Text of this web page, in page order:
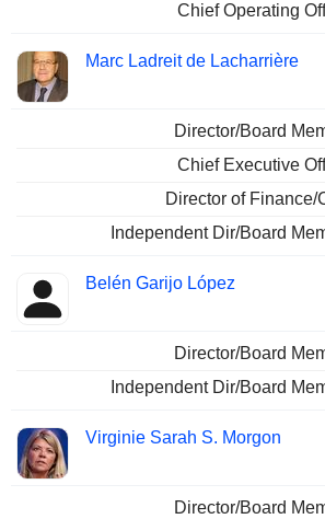
Chief Operating
Marc Ladreit de Lacharrière
Director/Board
Chief Executive
Director of Finance/
Independent Dir/Board
Belén Garijo López
Director/Board
Independent Dir/Board
Virginie Sarah S. Morgon
Director/Board